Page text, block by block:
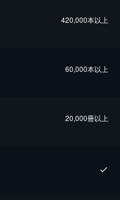
420,000本以上
60,000本以上
20,000冊以上